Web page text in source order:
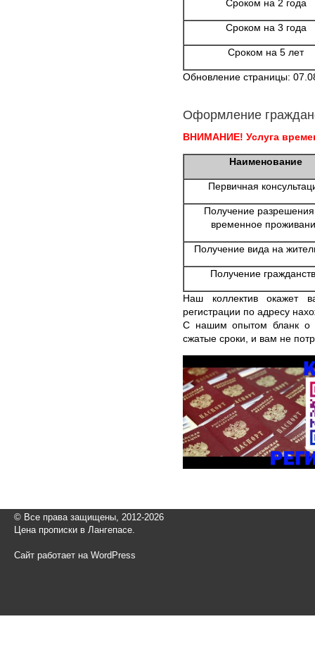
Сроком на 2 года
Сроком на 3 года
Сроком на 5 лет
Обновление страницы:
Оформление
ВНИМАНИЕ! Услуга
Наименование
Первичная
Получение
временное
Получение вида на
Получение
Наш коллектив окажет
регистрации по адресу
С нашим опытом бланк о
сжатые сроки, и вам не
© Все права защищены, 2012-2026
Цена прописки в Лангепасе.
Сайт работает на WordPress